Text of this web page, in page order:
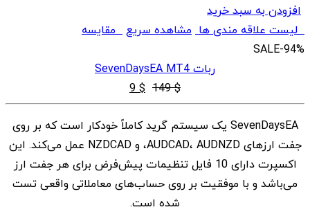
افزودن به سبد خرید
لیست علاقه مندی ها مشاهده سریعمقایسه
SALE-94%
ربات SevenDaysEA MT4
$
149
قیمت
اصلی
$ 149
بود.
$
9 قیمت
فعلی
$ 9
است.
SevenDaysEA یک سیستم گرید کاملاً خودکار است که بر روی
جفت ارزهای AUDCAD، AUDNZD، و NZDCAD عمل می‌کند. این
اکسپرت دارای 10 فایل تنظیمات پیش‌فرض برای هر جفت ارز
می‌باشد و با موفقیت بر روی حساب‌های معاملاتی واقعی تست
شده است.